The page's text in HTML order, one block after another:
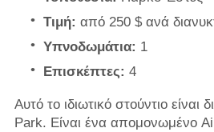
Τιμή: από 250 $ ανά
Υπνοδωμάτια: 1
Επισκέπτες: 4
Αυτό το ιδιωτικό στούντιο είναι
Park. Είναι ένα απομονωμένο